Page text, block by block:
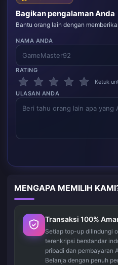
Bagikan pengalaman Anda
Bantu orang lain dengan
NAMA ANDA
RATING
Ketuk
ULASAN ANDA
MENGAPA MEMILIH
Transaksi 100%
Setiap top-up dilindungi
terenkripsi berstandar
pribadi dan pembayaran
Belanja dengan penuh